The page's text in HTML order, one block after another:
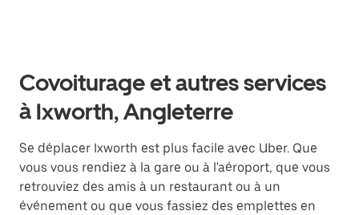
Covoiturage et autres services
à Ixworth, Angleterre
Se déplacer Ixworth est plus facile avec Uber. Que
vous vous rendiez à la gare ou à l'aéroport, que vous
retrouviez des amis à un restaurant ou à un
événement ou que vous fassiez des emplettes en